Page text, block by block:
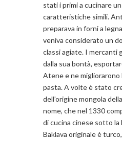
stati i primi a cucinare
caratteristiche simili.
preparava in forni a
veniva considerato un
classi agiate. I mercanti
dalla sua bontà,
Atene e ne migliorarono
pasta. A volte è stato
dell’origine mongola
nome, che nel 1330
di cucina cinese sotto la
Baklava originale è